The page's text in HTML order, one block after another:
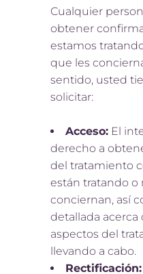
Cualquier
obtener
estamos
que les
sentido, usted
solicitar:
Acceso: El
derecho a
del tratamiento
están tratando o
conciernan, así
detallada
aspectos del
llevando a cabo.
Rectificación: